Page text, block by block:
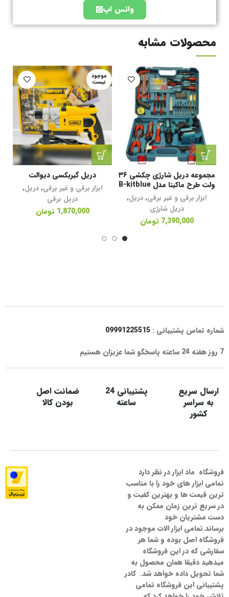
واتس اپ
محصولات مشابه
مجموعه دریل شارژی چکشی ۳۶
ولت طرح ماکیتا مدل B-kitblue
ابزار برقی و غیر برقی,دریل,
دریل شارژِی
7,390,000 تومان
موجود
نیست
دریل گیربکسی دیوالت
ابزار برقی و غیر برقی,دریل,
دریل برقی
1,870,000 تومان
شماره تماس پشتیبانی : 09991225515
7 روز هفته 24 ساعته پاسخگو شما عزیزان هستیم
ارسال سریع
به سراسر
کشور
پشتیبانی 24
ساعته
ضمانت اصل
بودن کالا
فروشگاه ماد ابزار در نظر دارد
تمامی ابزار های خود را با مناسب
ترین قیمت ها و بهترین کفیت و
در سریع ترین زمان ممکن به
دست مشتریان خود
برساند.تمامی ابزار الات موجود در
فروشگاه اصل بوده و شما هر
سفارشی که در این فروشگاه
میدهید دقیقا همان محصول به
شما تحویل داده خواهد شد. کادر
پشتیبانی این فروشگاه تمامی